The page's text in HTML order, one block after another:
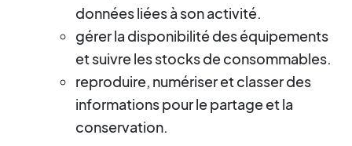
données liées à son activité.
gérer la disponibilité des équipements
et suivre les stocks de consommables.
reproduire, numériser et classer des
informations pour le partage et la
conservation.